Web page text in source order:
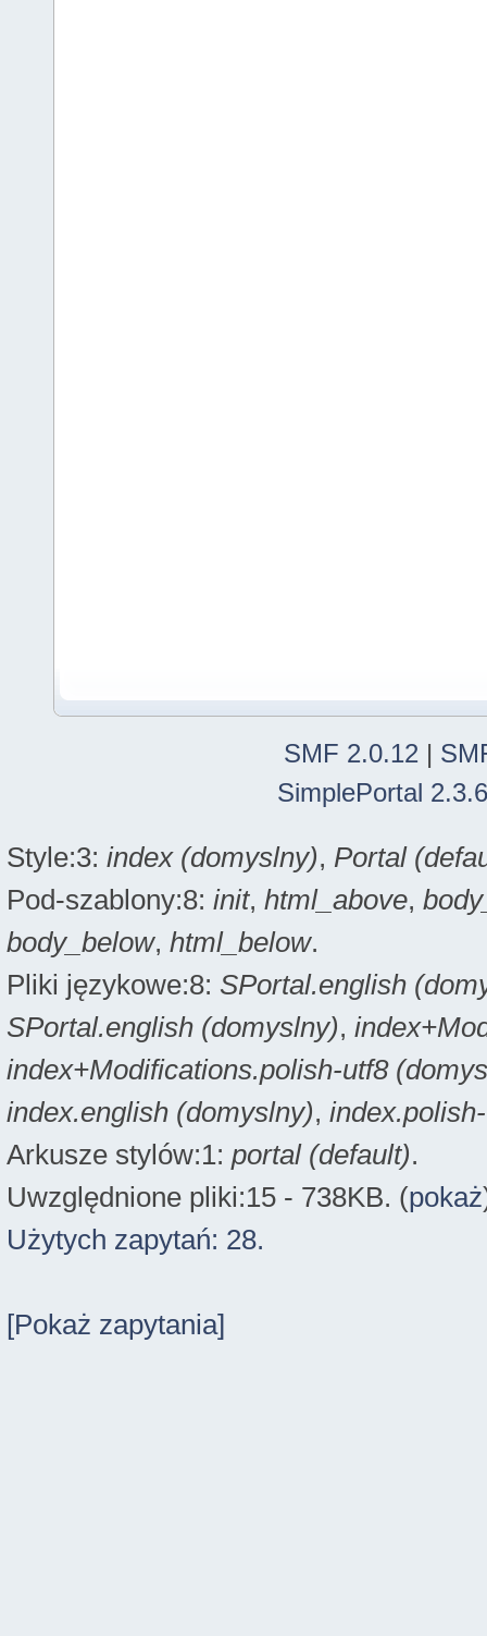
SMF 2.0.12 |
SimplePortal
Style:3: index (domyslny), Portal
Pod-szablony:8: init, html_above,
body_below, html_below.
Pliki językowe:8: SPortal.english
SPortal.english (domyslny),
index+Modifications.polish-utf8
index.english (domyslny),
Arkusze stylów:1: portal (default).
Uwzględnione pliki:15 - 738KB. (pokaż
Użytych zapytań: 28.
[Pokaż zapytania]